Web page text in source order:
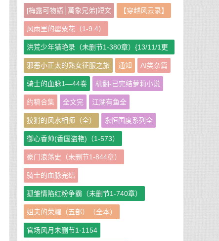
[梅露可物語│萬象兄弟]短文 【穿越风云录】
风雨里的罂粟花（1-9.4）
洪荒少年猎艳录（未删节1-380章）{13/11/1更
新}
邪恶小正太的熟女征服之旅 通知 AI类杂篇
骑士的血脉1—44卷 机翻-已完结萝莉小说
约稿合集 全文完 江湖有鱼全
狡猾的风水相师（全） 永恒国度系列全
御心香帅(香国盗艳)（1-573）
豪门浪荡史（未删节1-844章）
骑士的血脉完结
孤雏情陷红粉争霸（未删节1-740章）
姐夫的荣耀（五部）（全本）
官场风月未删节1-1154